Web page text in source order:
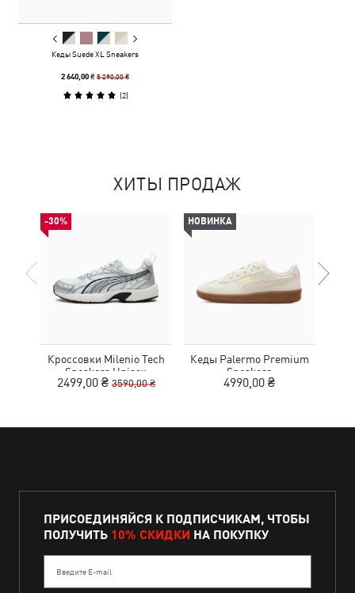
Кеды Suede XL Sneakers
2 640,00 ₴5 290,00 ₴
(2)
ХИТЫ ПРОДАЖ
-30%
Кроссовки Milenio Tech
Sneakers Unisex
2499,00 ₴ 3590,00 ₴
НОВИНКА
Кеды Palermo Premium
Sneakers
4990,00 ₴
ПРИСОЕДИНЯЙСЯ К ПОДПИСЧИКАМ, ЧТОБЫ
ПОЛУЧИТЬ 10% СКИДКИ НА ПОКУПКУ
Введите E-mail